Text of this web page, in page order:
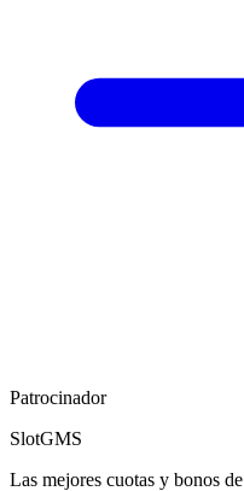
Patrocinador
SlotGMS
Las mejores cuotas y bonos